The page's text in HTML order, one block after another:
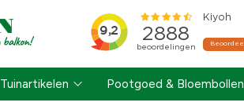
Tuinartikelen Pootgoed & Bloembollen